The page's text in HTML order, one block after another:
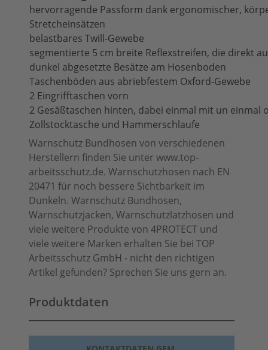
hervorragende Passform dank ergonomischer,
Stretcheinsätzen
belastbares Twill-Gewebe
segmentierte 5 cm breite Reflexstreifen, die direkt
dunkel abgesetzte Besätze am Hosenboden
Taschenböden aus abriebfestem Oxford-Gewebe
2 Eingrifftaschen vorn
2 Gesäßtaschen hinten, dabei einmal mit un einmal
Zollstocktasche und Hammerschlaufe
Warnschutz Bundhosen von verschiedenen
Herstellern finden Sie unter www.top-
arbeitsschutz.de. Warnschutzhosen nach EN
20471 für noch bessere Sichtbarkeit im
Dunkeln. Warnschutz Bundhosen,
Warnschutzjacken, Warnschutzlatzhosen und
viele weitere Produkte von 4PROTECT und
viele weitere Marken erhalten Sie bei TOP
Arbeitsschutz GmbH - nicht den richtigen
Artikel gefunden? Sprechen Sie uns gern an.
Produktdaten